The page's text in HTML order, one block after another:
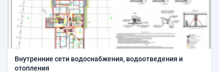
Внутренние сети водоснабжения, водоотведения и
отопления